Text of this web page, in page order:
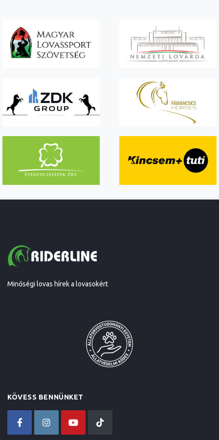
Minőségi lovas hírek a lovasokért
KÖVESS BENNÜNKET